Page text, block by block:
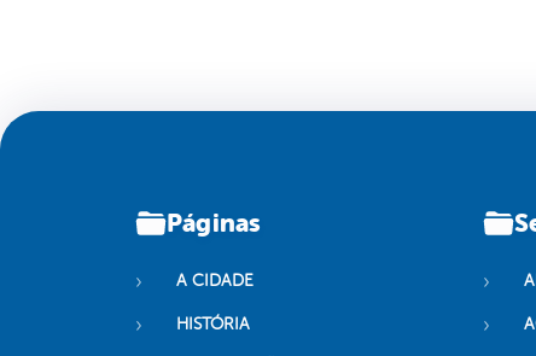
Páginas
A CIDADE
HISTÓRIA